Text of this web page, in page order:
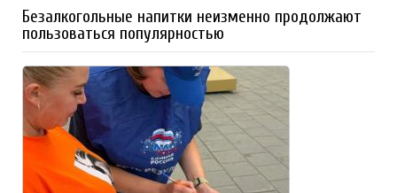
Безалкогольные напитки неизменно продолжают
пользоваться популярностью